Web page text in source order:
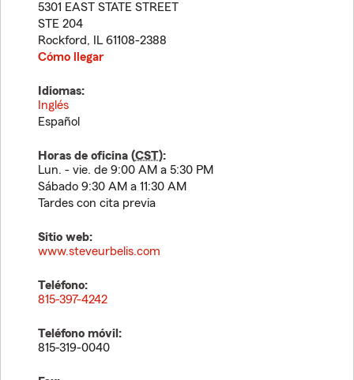
5301 EAST STATE STREET
STE 204
Rockford, IL 61108-2388
Cómo llegar
Idiomas:
Inglés
Español
Horas de oficina (CST):
Lun. - vie. de 9:00 AM a 5:30 PM
Sábado 9:30 AM a 11:30 AM
Tardes con cita previa
Sitio web:
www.steveurbelis.com
Teléfono:
815-397-4242
Teléfono móvil:
815-319-0040